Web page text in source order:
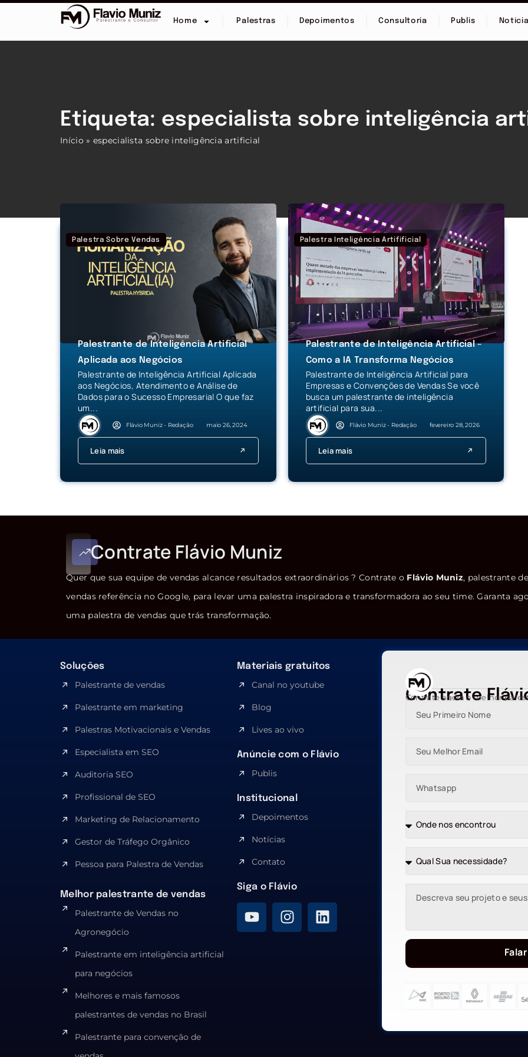
Home Palestras Depoimentos Consultoria Publis
Etiqueta: especialista sobre inteligência
Início » especialista sobre inteligência artificial
Palestra Sobre Vendas
Palestrante de Inteligência Artificial
Aplicada aos Negócios
Palestrante de Inteligência Artificial Aplicada
aos Negócios, Atendimento e Análise de
Dados para o Sucesso Empresarial O que faz
um...
Flávio Muniz - Redação maio 26, 2024
Leia mais
Palestra Inteligência Artifificial
Palestrante de Inteligência Artificial –
Como a IA Transforma Negócios
Palestrante de Inteligência Artificial para
Empresas e Convenções de Vendas Se você
busca um palestrante de inteligência
artificial para sua...
Flávio Muniz - Redação fevereiro 28, 2026
Leia mais
Contrate Flávio Muniz
Quer que sua equipe de vendas alcance resultados extraordinários ? Contrate o Flávio Muniz, palestrante de
vendas referência no Google, para levar uma palestra inspiradora e transformadora ao seu time. Garanta
uma palestra de vendas que trás transformação.
Soluções
Palestrante de vendas
Palestrante em marketing
Palestras Motivacionais e Vendas
Especialista em SEO​
Auditoria SEO
Profissional de SEO
Marketing de Relacionamento
Gestor de Tráfego Orgânico
Pessoa para Palestra de Vendas
Melhor palestrante de vendas
Palestrante de Vendas no
Agronegócio
Palestrante em inteligência artificial
para negócios
Melhores e mais famosos
palestrantes de vendas no Brasil
Palestrante para convenção de
Materiais gratuitos
Canal no youtube
Blog
Lives ao vivo
Anúncie com o Flávio
Publis
Institucional
Depoimentos
Notícias
Contato
Siga o Flávio
Contrate
Contrate agora o melhor